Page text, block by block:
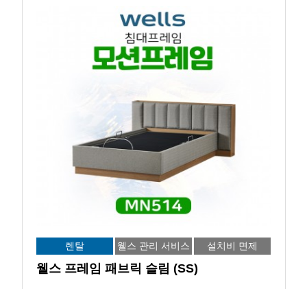
렌탈 웰스 관리 서비스 설치비 면제
웰스 프레임 패브릭 슬림 (SS)